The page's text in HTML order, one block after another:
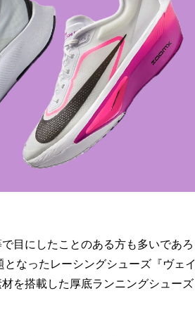
目にしたことのある方も多いであろ
なったレーシングシューズ『ヴェイ
を搭載した厚底ランニングシューズ